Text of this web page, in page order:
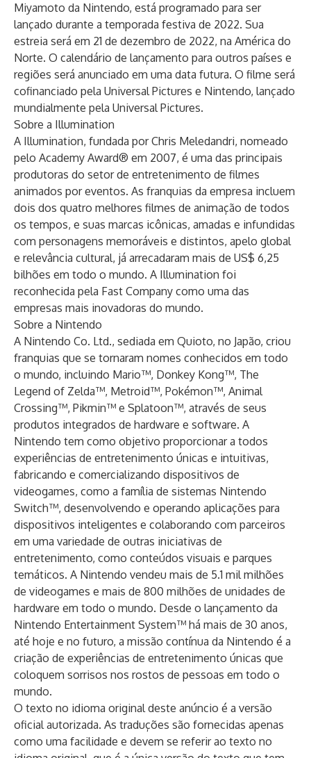
Miyamoto da Nintendo, está programado para ser
lançado durante a temporada festiva de 2022. Sua
estreia será em 21 de dezembro de 2022, na América do
Norte. O calendário de lançamento para outros países e
regiões será anunciado em uma data futura. O filme será
cofinanciado pela Universal Pictures e Nintendo, lançado
mundialmente pela Universal Pictures.
Sobre a Illumination
A Illumination, fundada por Chris Meledandri, nomeado
pelo Academy Award® em 2007, é uma das principais
produtoras do setor de entretenimento de filmes
animados por eventos. As franquias da empresa incluem
dois dos quatro melhores filmes de animação de todos
os tempos, e suas marcas icônicas, amadas e infundidas
com personagens memoráveis e distintos, apelo global
e relevância cultural, já arrecadaram mais de US$ 6,25
bilhões em todo o mundo. A Illumination foi
reconhecida pela Fast Company como uma das
empresas mais inovadoras do mundo.
Sobre a Nintendo
A Nintendo Co. Ltd., sediada em Quioto, no Japão, criou
franquias que se tornaram nomes conhecidos em todo
o mundo, incluindo Mario™, Donkey Kong™, The
Legend of Zelda™, Metroid™, Pokémon™, Animal
Crossing™, Pikmin™ e Splatoon™, através de seus
produtos integrados de hardware e software. A
Nintendo tem como objetivo proporcionar a todos
experiências de entretenimento únicas e intuitivas,
fabricando e comercializando dispositivos de
videogames, como a família de sistemas Nintendo
Switch™, desenvolvendo e operando aplicações para
dispositivos inteligentes e colaborando com parceiros
em uma variedade de outras iniciativas de
entretenimento, como conteúdos visuais e parques
temáticos. A Nintendo vendeu mais de 5.1 mil milhões
de videogames e mais de 800 milhões de unidades de
hardware em todo o mundo. Desde o lançamento da
Nintendo Entertainment System™ há mais de 30 anos,
até hoje e no futuro, a missão contínua da Nintendo é a
criação de experiências de entretenimento únicas que
coloquem sorrisos nos rostos de pessoas em todo o
mundo.
O texto no idioma original deste anúncio é a versão
oficial autorizada. As traduções são fornecidas apenas
como uma facilidade e devem se referir ao texto no